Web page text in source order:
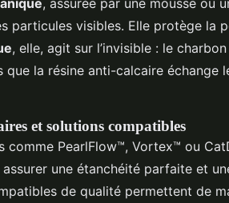
particules visibles. Elle protège la
, elle, agit sur l’invisible : le
que la résine anti-calcaire échange
et solutions compatibles
comme PearlFlow™, Vortex™ ou
une étanchéité parfaite et
de qualité permettent de